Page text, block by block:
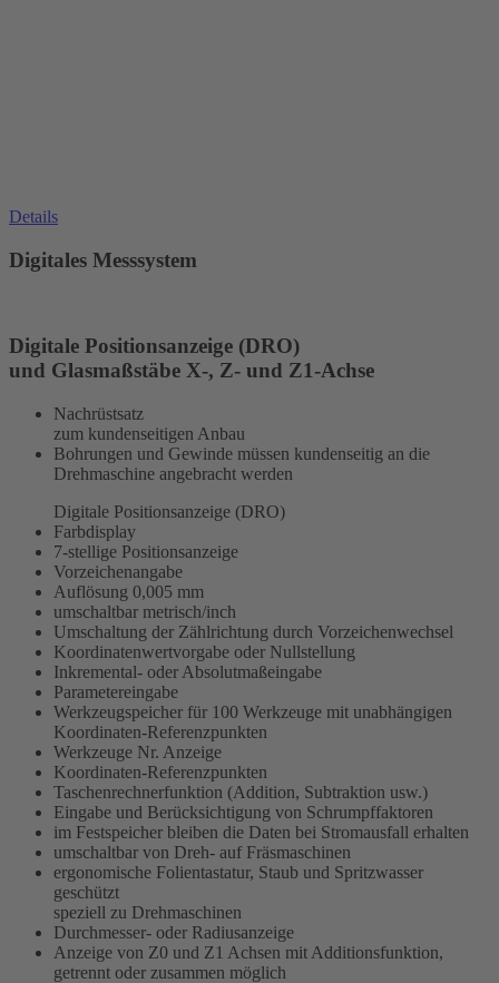
Details
Digitales Messsystem
Digitale Positionsanzeige (DRO)
und Glasmaßstäbe X-, Z- und Z1-Achse
Nachrüstsatz
zum kundenseitigen Anbau
Bohrungen und Gewinde müssen kundenseitig an die
Drehmaschine angebracht werden
Digitale Positionsanzeige (DRO)
Farbdisplay
7-stellige Positionsanzeige
Vorzeichenangabe
Auflösung 0,005 mm
umschaltbar metrisch/inch
Umschaltung der Zählrichtung durch Vorzeichenwechsel
Koordinatenwertvorgabe oder Nullstellung
Inkremental- oder Absolutmaßeingabe
Parametereingabe
Werkzeugspeicher für 100 Werkzeuge mit unabhängigen
Koordinaten-Referenzpunkten
Werkzeuge Nr. Anzeige
Koordinaten-Referenzpunkten
Taschenrechnerfunktion (Addition, Subtraktion usw.)
Eingabe und Berücksichtigung von Schrumpffaktoren
im Festspeicher bleiben die Daten bei Stromausfall erhalten
umschaltbar von Dreh- auf Fräsmaschinen
ergonomische Folientastatur, Staub und Spritzwasser
geschützt
speziell zu Drehmaschinen
Durchmesser- oder Radiusanzeige
Anzeige von Z0 und Z1 Achsen mit Additionsfunktion,
getrennt oder zusammen möglich